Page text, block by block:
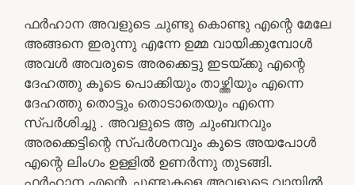
ഫർഹാന അവളുടെ ചുണ്ടു കൊണ്ടു എന്റെ മേലേ
അങ്ങനെ ഇരുന്നു എന്നേ ഉമ്മ വായിക്കുമ്പോൾ
അവൾ അവരുടെ അരക്കെട്ടു ഇടയ്ക്കു എന്റെ
ദേഹത്തു കൂടെ പൊക്കിയും താഴ്ത്തിയും എന്നെ
ദേഹത്തു തൊട്ടും തൊടാതെയും എന്നെ
സ്പർശിച്ചു . അവളുടെ ആ ചുംബനവും
അരക്കെട്ടിന്റെ സ്പർശനവും കൂടെ അയപോൾ
എന്റെ ലിംഗം ഉള്ളിൽ ഉണർന്നു തുടങ്ങി.
ഫർഹാന എന്റെ ചുണ്ടുകളെ അവളുടെ വായിൽ